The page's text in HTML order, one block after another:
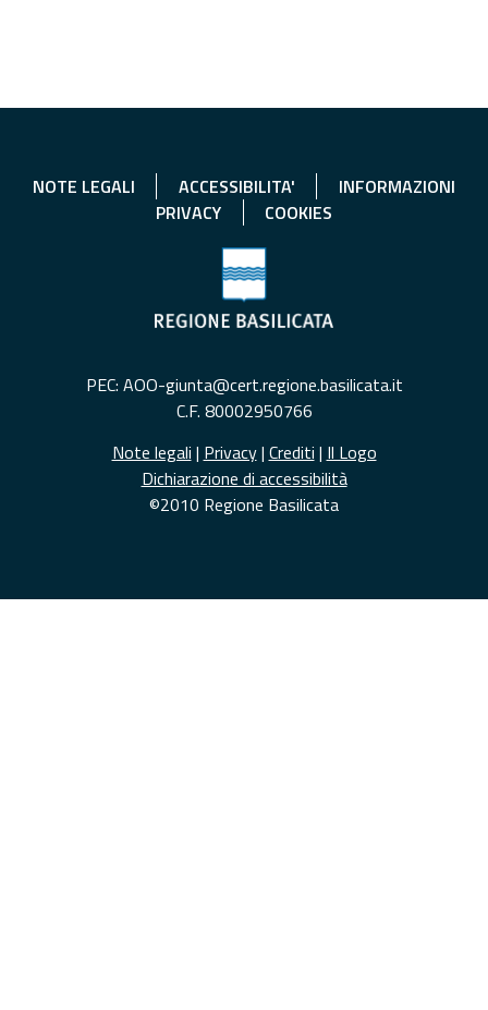
NOTE LEGALI ACCESSIBILITA'
INFORMAZIONI
PRIVACY
COOKIES
PEC: AOO-giunta@cert.regione.basilicata.it
C.F. 80002950766
Note legali | Privacy| Crediti | Il Logo
Dichiarazione di accessibilità
©2010 Regione Basilicata